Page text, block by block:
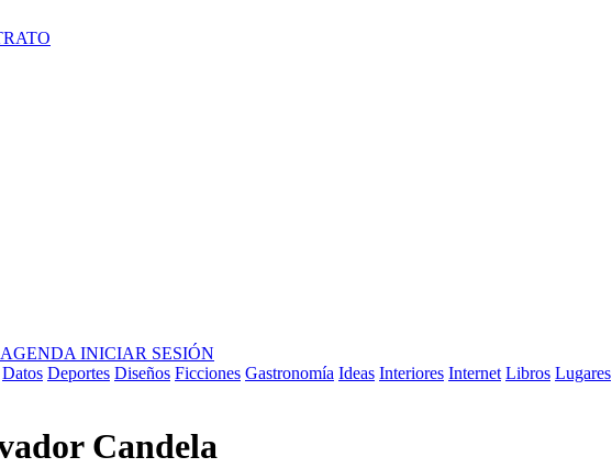
AGENDA INICIAR SESIÓN
Datos Deportes Diseños Ficciones Gastronomía Ideas Interiores Internet Libros Lugares
Candela